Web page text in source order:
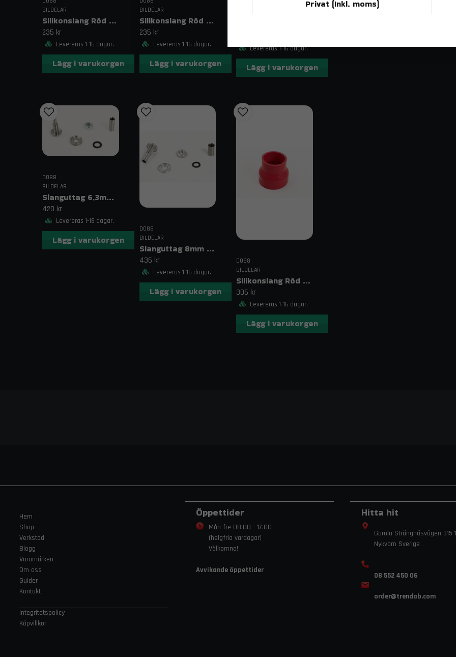
1 st aluminiumrör 32×3 mm, längd 500 mm
Har du frågor om Aluminiumrör 32×3 mm 500 mm
hjälper vi dig gärna. Vi erbjuder fri frakt på
Relaterade sökord
32x3
BILDELAR
Silikonslang Röd 2,75–3,125" (70–80mm)
235 kr
Levereras 1-16 dagar.
Lägg i varukorgen
BILDELAR
Silikonslang Röd 2,75–3" (70–76mm)
235 kr
Levereras 1-16 dagar.
Lägg i varukorgen
BILDELAR
Levereras 1-16 dagar.
Lägg i varukorgen
DO88
BILDELAR
Slanguttag 6,3mm (1/4")
420 kr
Levereras 1-16 dagar.
Lägg i varukorgen
DO88
BILDELAR
Slanguttag 8mm (5/16")
436 kr
Levereras 1-16 dagar.
Lägg i varukorgen
DO88
BILDELAR
Silikonslang Röd 3–4" (76–102mm)
306 kr
Levereras 1-16 dagar.
Lägg i varukorgen
Privat (Inkl. moms)
Hem
Shop
Verkstad
Blogg
Varumärken
Om oss
Guider
Kontakt
Integritetspolicy
Köpvillkor
Öppettider
Mån-fre 08.00 - 17.00
(helgfria vardagar)
Välkomna!
Avvikande öppettider
Hitta hit
Gamla Strängnäsvägen 315
Nykvarn Sverige
08 552 450 06
order@trendab.com